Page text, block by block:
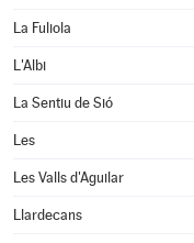
La Fuliola
L'Albi
La Sentiu de Sió
Les
Les Valls d'Aguilar
Llardecans